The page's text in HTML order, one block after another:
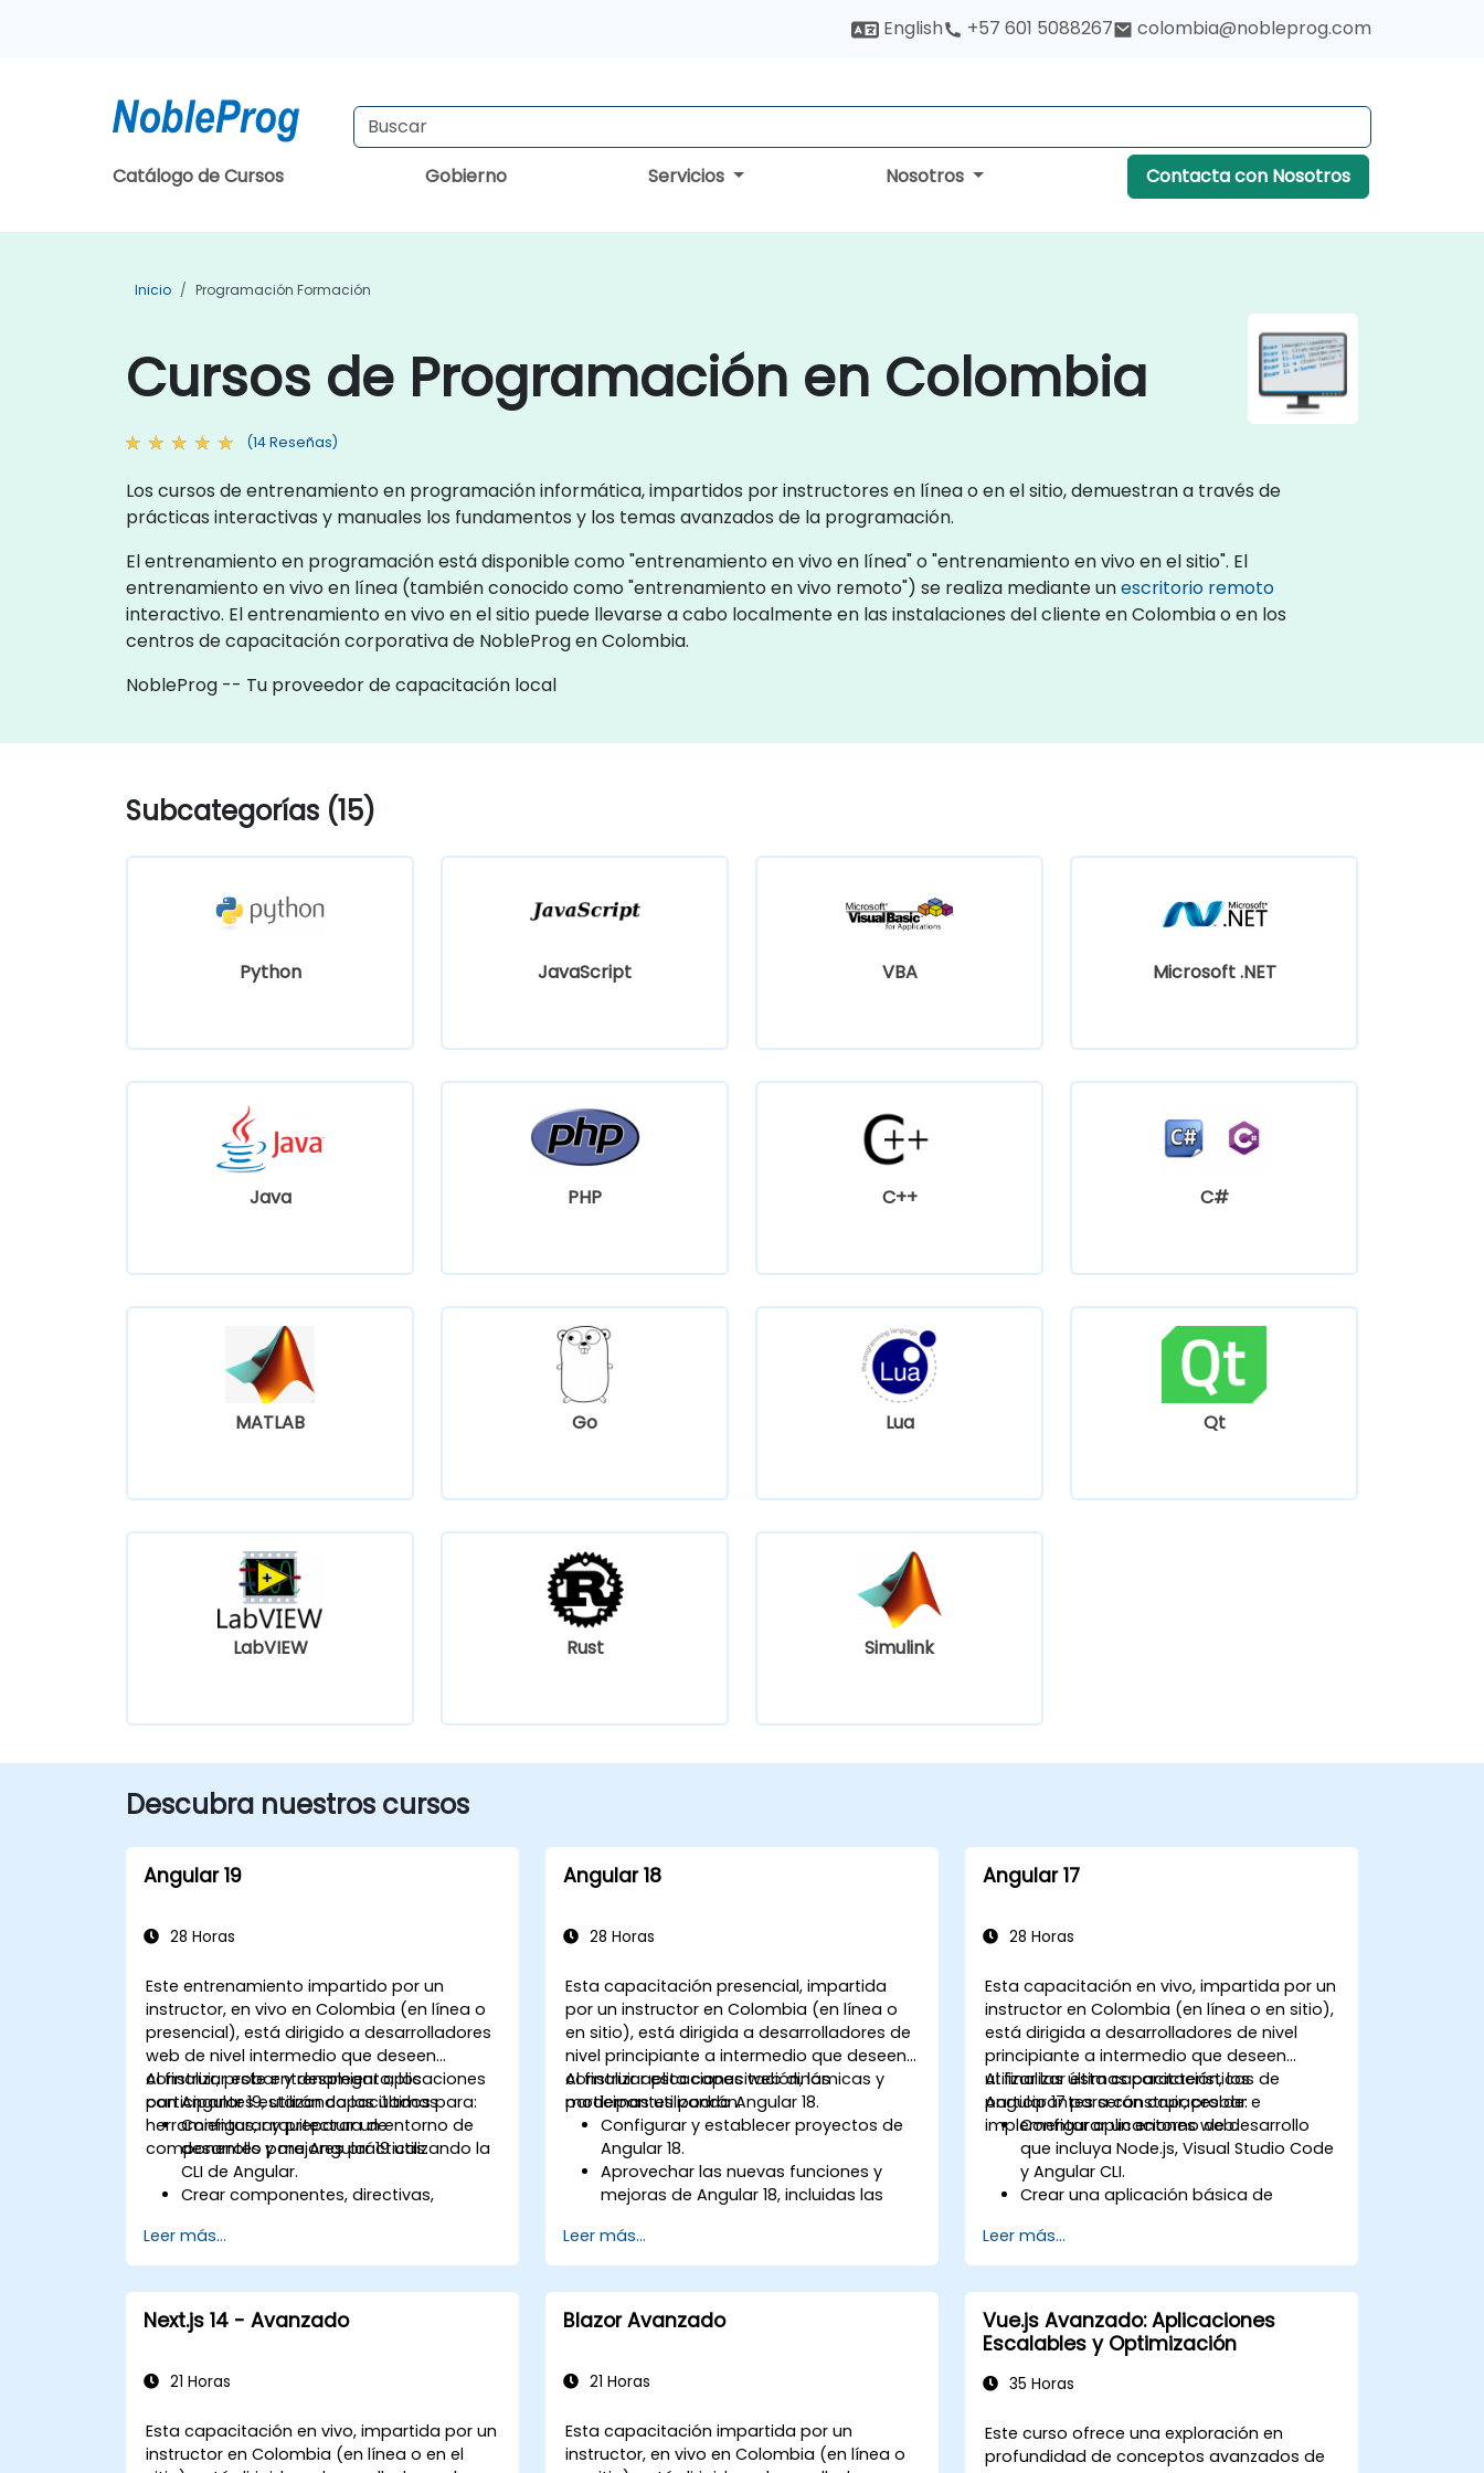
English +57 601 5088267 colombia@nobleprog.com
Catálogo de Cursos Gobierno Servicios Nosotros Contacta con Nosotros
Inicio Programación Formación
Cursos de Programación en Colombia
(14 Reseñas)
Los cursos de entrenamiento en programación informática, impartidos por instructores en línea o en el sitio, demuestran a través de
prácticas interactivas y manuales los fundamentos y los temas avanzados de la programación.
El entrenamiento en programación está disponible como "entrenamiento en vivo en línea" o "entrenamiento en vivo en el sitio". El
entrenamiento en vivo en línea (también conocido como "entrenamiento en vivo remoto") se realiza mediante unescritorio remoto
interactivo. El entrenamiento en vivo en el sitio puede llevarse a cabo localmente en las instalaciones del cliente en Colombia o en los
centros de capacitación corporativa de NobleProg en Colombia.
NobleProg -- Tu proveedor de capacitación local
Subcategorías (15)
Python JavaScript VBA Microsoft .NET
Java PHP C++ C#
MATLAB Go Lua Qt
LabVIEW Rust Simulink
Descubra nuestros cursos
Angular 19
28 Horas
Este entrenamiento impartido por un
instructor, en vivo en Colombia (en línea o
presencial), está dirigido a desarrolladores
web de nivel intermedio que deseen
construir, probar y desplegar aplicaciones
con Angular 19, utilizando las últimas
herramientas, arquitectura de
componentes y mejores prácticas.
Al finalizar este entrenamiento, los
participantes estarán capacitados para:
Configurar y preparar un entorno de
desarrollo para Angular 19 utilizando la
CLI de Angular.
Crear componentes, directivas,
Implementar enrutamiento, cliente
HTTP y gestión de estado con RxJS y
señales (signals).
Construir, probar y desplegar
aplicaciones listas para producción
Leer más...
Angular 18
28 Horas
Esta capacitación presencial, impartida
por un instructor en Colombia (en línea o
en sitio), está dirigida a desarrolladores de
nivel principiante a intermedio que deseen
construir aplicaciones web dinámicas y
modernas utilizando Angular 18.
Al finalizar esta capacitación, los
participantes podrán:
Configurar y establecer proyectos de
Angular 18.
Aprovechar las nuevas funciones y
mejoras de Angular 18, incluidas las
TypeScript 4.7 y la detección de
cambios sin zonas (zoneless).
Desarrollar aplicaciones robustas y
escalables con Angular 18.
Implementar las mejores prácticas
arquitectura.
APIs RESTful.
Leer más...
Angular 17
28 Horas
Esta capacitación en vivo, impartida por un
instructor en Colombia (en línea o en sitio),
está dirigida a desarrolladores de nivel
principiante a intermedio que deseen
utilizar las últimas características de
Angular 17 para construir, probar e
implementar aplicaciones web.
Al finalizar esta capacitación, los
participantes serán capaces de:
Configurar un entorno de desarrollo
que incluya Node.js, Visual Studio Code
y Angular CLI.
Crear una aplicación básica de
gestione las interacciones del usuario.
Utilizar componentes, directivas,
tuberías, servicios y módulos para
organizar y reutilizar código.
Emplear el enlace de datos, la
inyección de dependencias, el
enrutamiento, los formularios y el
servicios backend.
Aprovechar la nueva sintaxis de
Leer más...
Next.js 14 - Avanzado
21 Horas
Esta capacitación en vivo, impartida por un
instructor en Colombia (en línea o en el
Blazor Avanzado
21 Horas
Esta capacitación impartida por un
instructor, en vivo en Colombia (en línea o
Vue.js Avanzado: Aplicaciones
Escalables y Optimización
35 Horas
Este curso ofrece una exploración en
profundidad de conceptos avanzados de